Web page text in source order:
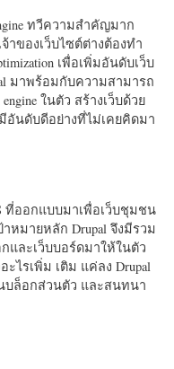
ทวีความสำคัญมาก
าของเว็บไซต์ต่างต้องทำ
เพื่อเพิ่มอันดับเว็บ
มาพร้อมกับความสามารถ
ในตัว สร้างเว็บด้วย
อันดับดีอย่างที่ไม่เคยคิดมา
ที่ออกแบบมาเพื่อเว็บชุมชน
หมายหลัก Drupal จึงมีรวม
และเว็บบอร์ดมาให้ในตัว
ะไรเพิ่ม เติม แค่ลง Drupal
บล็อกส่วนตัว และสนทนา